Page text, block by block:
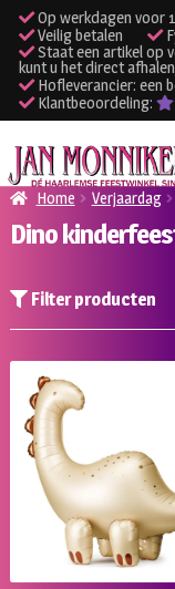
Op werkdagen voor
Veilig betalen
Staat een artikel op
kunt u het direct
Hofleverancier: een
Klantbeoordeling:
Ga
door
naar
navigatie
Ga
naar
de
inhoud Verhuur
Verhuur
Klantenservice
Inloggen
Home Verjaardag
Dino
Filter producten